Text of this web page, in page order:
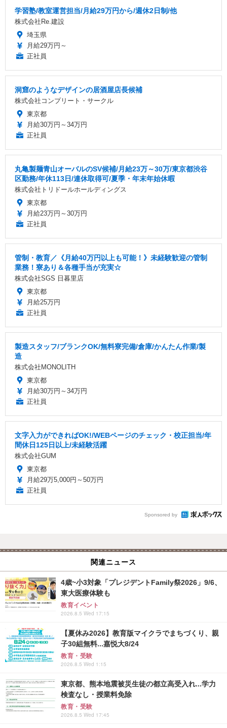
学習塾/教室運営担当/月給29万円から/週休2日制/他
株式会社Re.建設
埼玉県
月給29万円～
正社員
洞窟のようなデザインの居酒屋店長候補
株式会社コンプリート・サークル
東京都
月給30万円～34万円
正社員
丸亀製麺青山オーバルのSV候補/月給23万～30万/東京都渋谷
区勤務/年休113日/連休取得可/夏季・年末年始休暇
株式会社トリドールホールディングス
東京都
月給23万円～30万円
正社員
管制・教育／《月給40万円以上も可能！》未経験歓迎の管制
業務！寮あり＆各種手当が充実☆
株式会社SGS 日暮里店
東京都
月給25万円
正社員
製造スタッフ/ブランクOK/無料寮完備/倉庫/かんたん作業/製
造
株式会社MONOLITH
東京都
月給30万円～34万円
正社員
文字入力ができればOK!/WEBページのチェック・校正担当/年
間休日125日以上/未経験活躍
株式会社GUM
東京都
月給29万5,000円～50万円
正社員
Sponsored by
関連ニュース
4歳~小3対象「プレジデントFamily祭2026」9/6、
東大医療体験も
教育イベント
2026.8.5 Wed 17:15
【夏休み2026】教育版マイクラでまちづくり、親
子30組無料...嘉悦大8/24
教育・受験
2026.8.5 Wed 1:15
東京都、熊本地震被災生徒の都立高受入れ...学力
検査なし・授業料免除
教育・受験
2026.8.5 Wed 17:45